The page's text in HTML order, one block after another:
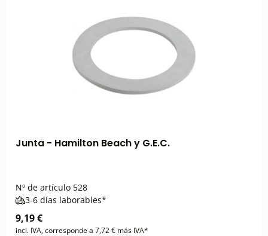
Junta - Hamilton Beach y G.E.C.
Nº de artículo 528
3-6 días laborables*
9,19 €
incl. IVA, corresponde a 7,72 € más IVA*